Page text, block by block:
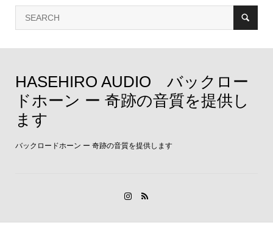
HASEHIRO AUDIO バックロー
ドホーン ー 奇跡の音質を提供し
ます
バックロードホーン ー 奇跡の音質を提供します